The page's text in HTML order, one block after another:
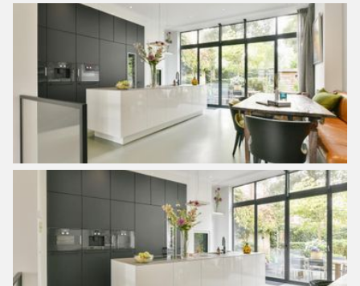
De bereikbaarheid van de locatie van het huis is zeer goed:
de Ring A10 is via de S106 binnen een paar minuten te
bereiken. Ook zijn er verschillende openbaarvervoer
mogelijkheden in de omgeving.
Tramlijn 2 vertrekt vanaf het Hoofddorpplein en brengt je
naar het centrum en Centraal Station. Buslijn 15 rijdt via de
Haarlemmermeerstraat naar Station Zuid en Station
Sloterdijk. Met tramlijnen 1 en 17 vanaf het Surinameplein
ben je in 5 minuten op station Lelylaan en vanaf hier
binnen 10 minuten op Schiphol. Per fiets zijn het centrum
en andere delen van de stad in een mum van tijd
bereikbaar, bijvoorbeeld via het Vondelpark.
Bijzonderheden